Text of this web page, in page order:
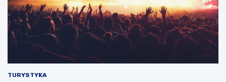
TURYSTYKA